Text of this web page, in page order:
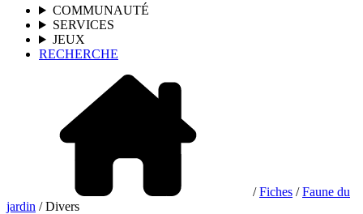
COMMUNAUTÉ
SERVICES
JEUX
RECHERCHE
/Fiches /Faune du
jardin / Divers